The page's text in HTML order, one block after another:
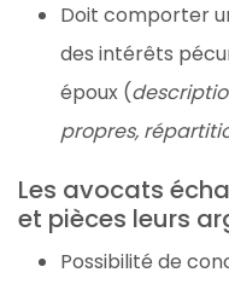
Doit comporter
des intérêts
époux (
propres,
Les avocats
et pièces leurs
Possibilité de